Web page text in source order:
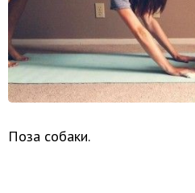
Поза собаки.